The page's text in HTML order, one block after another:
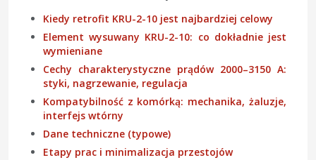
Kiedy retrofit KRU-2-10 jest najbardziej celowy
Element wysuwany KRU-2-10: co dokładnie jest
wymieniane
Cechy charakterystyczne prądów 2000–3150 A:
styki, nagrzewanie, regulacja
Kompatybilność z komórką: mechanika, żaluzje,
interfejs wtórny
Dane techniczne (typowe)
Etapy prac i minimalizacja przestojów